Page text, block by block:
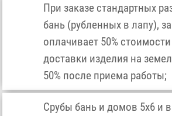
При заказе стандартных
бань (рубленных в лапу),
оплачивает 50%
доставки изделия на
50% после приема работы;
Срубы бань и домов 5х6 и